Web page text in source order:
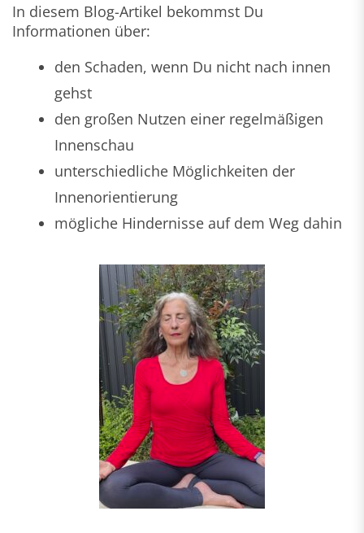
In diesem Blog-Artikel bekommst Du
Informationen über:
den Schaden, wenn Du nicht nach innen
gehst
den großen Nutzen einer regelmäßigen
Innenschau
unterschiedliche Möglichkeiten der
Innenorientierung
mögliche Hindernisse auf dem Weg dahin